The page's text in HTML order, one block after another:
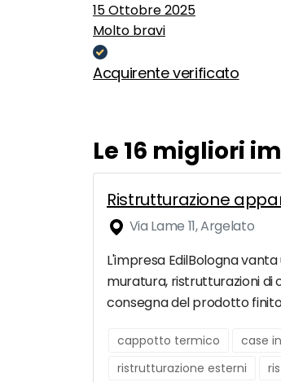
15 Ottobre 2025
Molto bravi
Acquirente verificato
Le 16 migliori
Ristrutturazione
Via Lame 11, Argelato
L'impresa EdilBologna
muratura, ristrutturazioni di
consegna del prodotto
cappotto termico case
ristrutturazione esterni